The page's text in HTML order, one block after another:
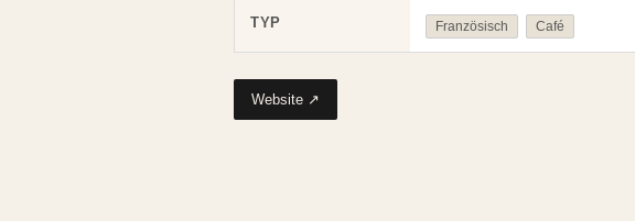
TYP Französisch Café
Website ↗